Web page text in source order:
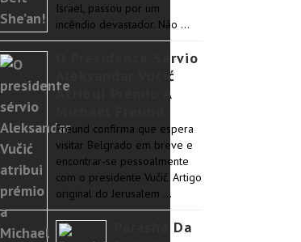
Israel, passou por um
incêndio devastador. Não …
O Presidente Sérvio
Aleksandar Vučić
Atribui Prémio A
Freund confirma que espera
visitar Belgrado em breve e
encontrar-se pessoalmente
com o presidente Vučić. Artigo
original do Jerusalem …
Parashá Da